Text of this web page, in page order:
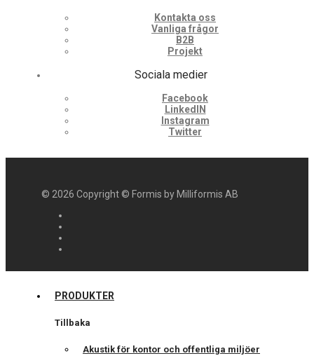
Kontakta oss
Vanliga frågor
B2B
Projekt
Sociala medier
Facebook
LinkedIN
Instagram
Twitter
© 2026 Copyright © Formis by Milliformis AB
PRODUKTER
Tillbaka
Akustik för kontor och offentliga miljöer